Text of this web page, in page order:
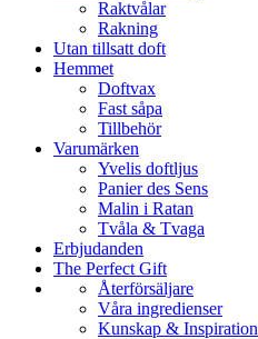
Raktvålar
Rakning
Utan tillsatt doft
Hemmet
Doftvax
Fast såpa
Tillbehör
Varumärken
Yvelis doftljus
Panier des Sens
Malin i Ratan
Tvåla & Tvaga
Erbjudanden
The Perfect Gift
Återförsäljare
Våra ingredienser
Kunskap & Inspiration